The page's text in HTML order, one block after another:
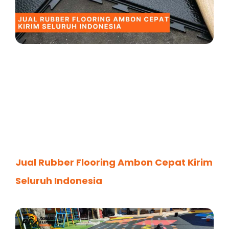
Jual Rubber Flooring Ambon Cepat Kirim
Seluruh Indonesia